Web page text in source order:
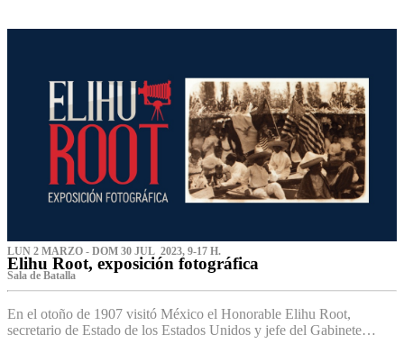
LUN 2 MARZO - DOM 30 JUL 2023, 9-17 H.
Elihu Root, exposición fotográfica
Sala de Batalla
En el otoño de 1907 visitó México el Honorable Elihu Root,
secretario de Estado de los Estados Unidos y jefe del Gabinete…